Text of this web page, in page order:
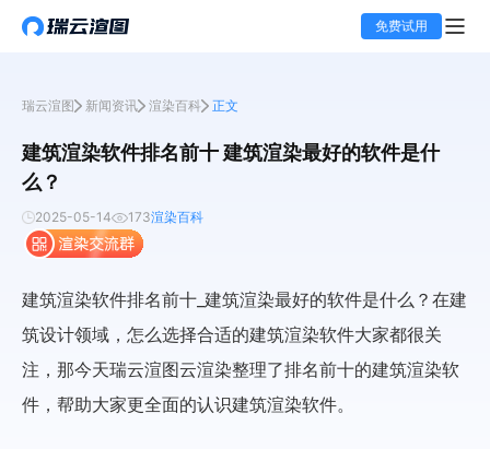
免费试用
瑞云渲图 新闻资讯 渲染百科 正文
建筑渲染软件排名前十 建筑渲染最好的软件是什
么？
2025-05-14 173渲染百科
建筑渲染软件排名前十_建筑渲染最好的软件是什么？在建
筑设计领域，怎么选择合适的建筑渲染软件大家都很关
注，那今天瑞云渲图云渲染整理了排名前十的建筑渲染软
件，帮助大家更全面的认识建筑渲染软件。